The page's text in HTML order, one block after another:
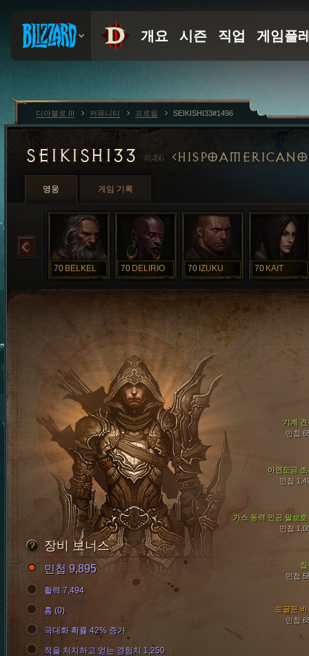
SEIKISHI33 #1496
영웅 게임 기록
70 BELKEL 70 DELIRIO 70 IZUKU 70 KAIT
아연도금 조
민첩
가스 동력 인공 팔보호
민첩
기계 견
민첩
도굴꾼
민첩
민첩
장비 보너스
민첩 9,895
활력 7,494
홈 (0)
극대화 확률 42% 증가
적을 처치하고 얻는 경험치 1,250
디아블로 III 커뮤니티 프로필 SEIKISHI33#1496